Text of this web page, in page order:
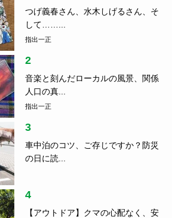
つげ義春さん、水木しげるさん、そ
して……...
指出一正
2
音楽と刻んだローカルの風景、関係
人口の真...
指出一正
3
車中泊のコツ、ご存じですか？防災
の日に読...
4
【アウトドア】クマの心配なく、安